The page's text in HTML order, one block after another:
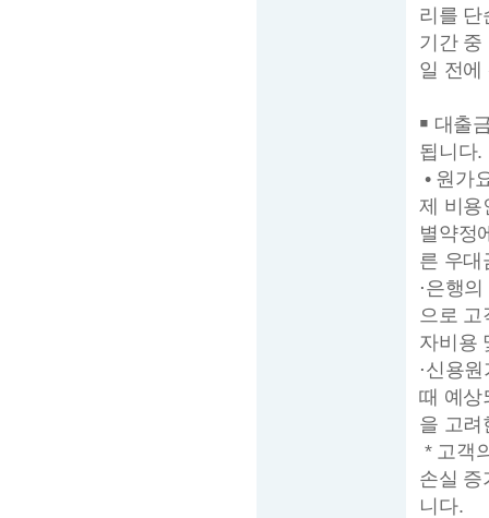
리를 단
기간 중
일 전에
￭ 대출
됩니다.
• 원가
제 비용
별약정
른 우대
⋅은행
으로 고
자비용
⋅신용
때 예상
을 고려
* 고객
손실 증
니다.